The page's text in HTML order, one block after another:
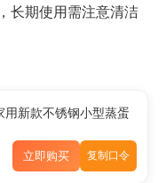
长期使用需注意清洁
新款不锈钢小型蒸蛋
立即购买 复制口令